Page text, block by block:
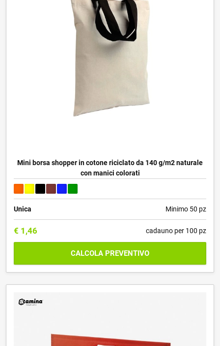
Mini borsa shopper in cotone riciclato da 140 g/m2 naturale
con manici colorati
Unica Minimo 50 pz
€ 1,46 cadauno per 100 pz
CALCOLA PREVENTIVO